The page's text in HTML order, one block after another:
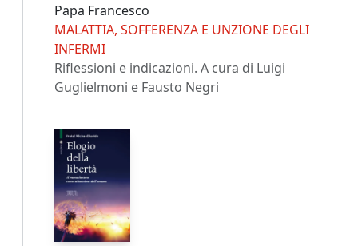
Papa Francesco
MALATTIA, SOFFERENZA E UNZIONE DEGLI
INFERMI
Riflessioni e indicazioni. A cura di Luigi
Guglielmoni e Fausto Negri